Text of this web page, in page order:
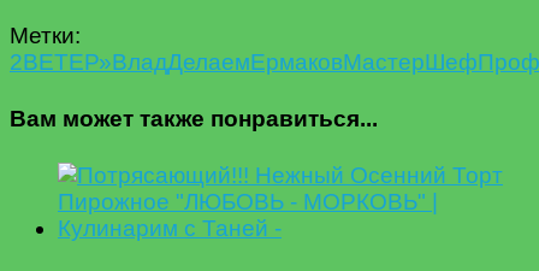
Метки:
2ВЕТЕР»ВладДелаемЕрмаковМастерШеф
Вам может также понравиться...